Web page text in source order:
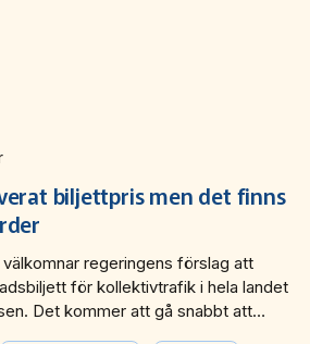
biljettpris men det finns
regeringens förslag att
för kollektivtrafik i hela landet
Det kommer att gå snabbt att